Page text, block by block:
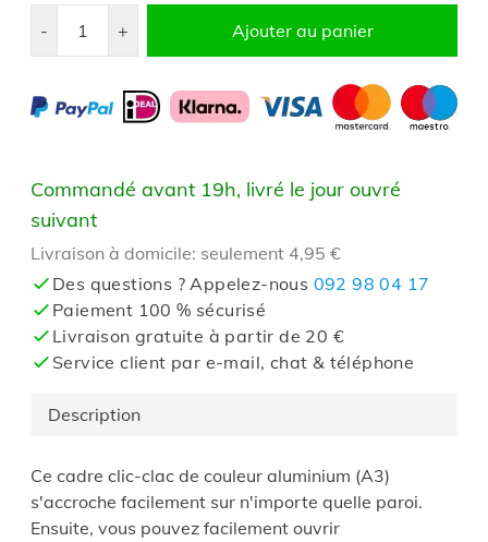
- + Ajouter au panier
Commandé avant 19h, livré le jour ouvré
suivant
Livraison à domicile: seulement 4,95 €
Des questions ? Appelez-nous 092 98 04 17
Paiement 100 % sécurisé
Livraison gratuite à partir de 20 €
Service client par e-mail, chat & téléphone
Description
Ce cadre clic-clac de couleur aluminium (A3)
s'accroche facilement sur n'importe quelle paroi.
Ensuite, vous pouvez facilement ouvrir